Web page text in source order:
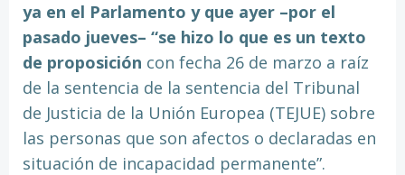
ya en el Parlamento y que ayer –por el
pasado jueves– “se hizo lo que es un texto
de proposición con fecha 26 de marzo a raíz
de la sentencia de la sentencia del Tribunal
de Justicia de la Unión Europea (TEJUE) sobre
las personas que son afectos o declaradas en
situación de incapacidad permanente”.